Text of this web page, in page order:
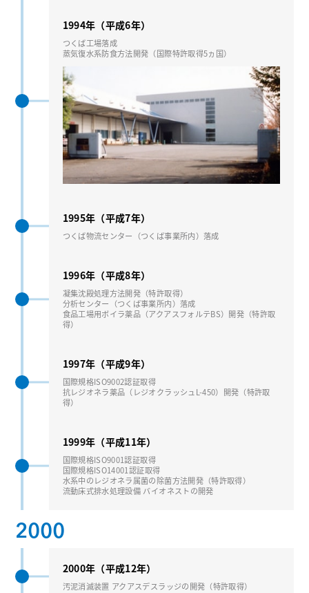
1994年（平成6年）
つくば⼯場落成
蒸気復⽔系防⾷⽅法開発（国際特許取得5ヵ国）
1995年（平成7年）
つくば物流センター（つくば事業所内）落成
1996年（平成8年）
凝集沈殿処理⽅法開発（特許取得）
分析センター（つくば事業所内）落成
⾷品⼯場⽤ボイラ薬品（アクアスフォルテBS）開発（特許取
得）
1997年（平成9年）
国際規格ISO9002認証取得
抗レジオネラ薬品（レジオクラッシュL-450）開発（特許取
得）
1999年（平成11年）
国際規格ISO9001認証取得
国際規格ISO14001認証取得
⽔系中のレジオネラ属菌の除菌⽅法開発（特許取得）
流動床式排⽔処理設備 バイオネストの開発
2000
2000年（平成12年）
汚泥消滅装置 アクアスデスラッジの開発（特許取得）